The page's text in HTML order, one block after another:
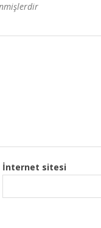
İnternet sitesi